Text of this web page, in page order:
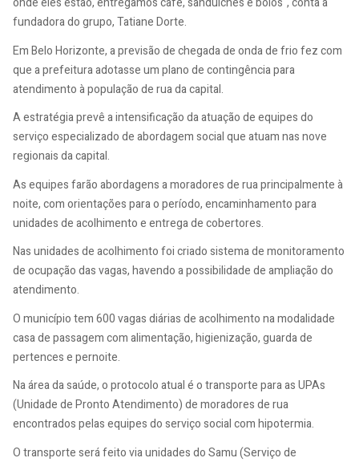
fundadora do grupo, Tatiane Dorte.
Em Belo Horizonte, a previsão de chegada de onda de frio fez com
que a prefeitura adotasse um plano de contingência para
atendimento à população de rua da capital.
A estratégia prevê a intensificação da atuação de equipes do
serviço especializado de abordagem social que atuam nas nove
regionais da capital.
As equipes farão abordagens a moradores de rua principalmente à
noite, com orientações para o período, encaminhamento para
unidades de acolhimento e entrega de cobertores.
Nas unidades de acolhimento foi criado sistema de monitoramento
de ocupação das vagas, havendo a possibilidade de ampliação do
atendimento.
O município tem 600 vagas diárias de acolhimento na modalidade
casa de passagem com alimentação, higienização, guarda de
pertences e pernoite.
Na área da saúde, o protocolo atual é o transporte para as UPAs
(Unidade de Pronto Atendimento) de moradores de rua
encontrados pelas equipes do serviço social com hipotermia.
O transporte será feito via unidades do Samu (Serviço de